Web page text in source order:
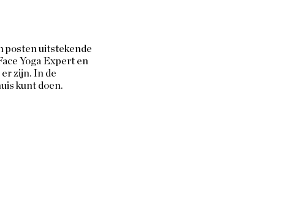
posten uitstekende
Yoga Expert en
zijn. In de
kunt doen.